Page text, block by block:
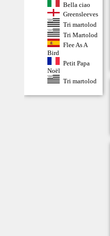
Bella ciao
Greensleeves
Tri martolod
Tri Martolod
Flee As A
Bird
Petit Papa
Noël
Tri martolod